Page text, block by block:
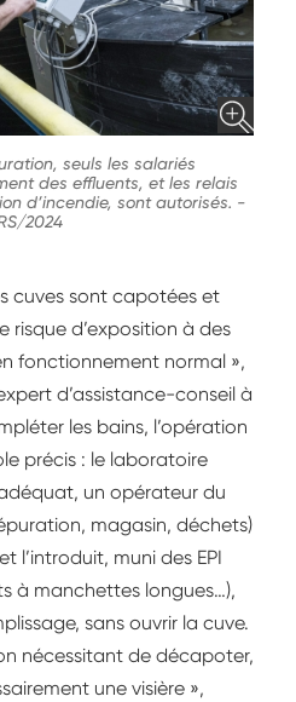
seuls les salariés
des effluents, et les relais
d’incendie, sont autorisés. -
2024
cuves sont capotées et
risque d’exposition à des
fonctionnement normal »,
d’assistance-conseil à
les bains, l’opération
précis : le laboratoire
un opérateur du
magasin, déchets)
l’introduit, muni des EPI
à manchettes longues…),
sans ouvrir la cuve.
nécessitant de décapoter,
une visière »,